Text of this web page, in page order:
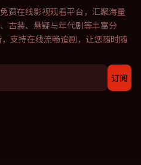
费在线影视观看平台，汇聚海量
古装、悬疑与年代剧等丰富分
支持在线流畅追剧，让您随时随
订阅